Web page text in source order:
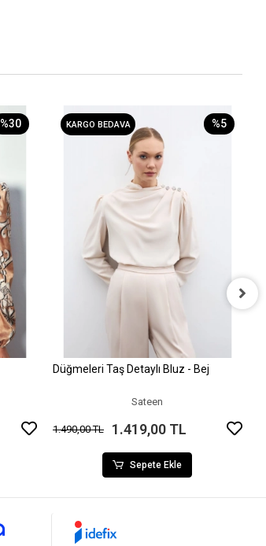
%30 KARGO BEDAVA %5
Sepete Ekle
Düğmeleri Taş Detaylı Bluz - Bej
Sateen
1.490,00 TL 1.419,00 TL
Sepete Ekle